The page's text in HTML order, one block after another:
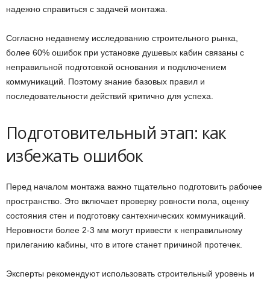
надежно справиться с задачей монтажа.
Согласно недавнему исследованию строительного рынка,
более 60% ошибок при установке душевых кабин связаны с
неправильной подготовкой основания и подключением
коммуникаций. Поэтому знание базовых правил и
последовательности действий критично для успеха.
Подготовительный этап: как
избежать ошибок
Перед началом монтажа важно тщательно подготовить рабочее
пространство. Это включает проверку ровности пола, оценку
состояния стен и подготовку сантехнических коммуникаций.
Неровности более 2-3 мм могут привести к неправильному
прилеганию кабины, что в итоге станет причиной протечек.
Эксперты рекомендуют использовать строительный уровень и